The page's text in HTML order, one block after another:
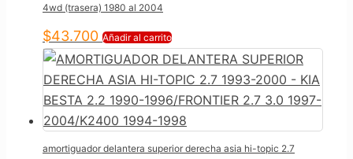
4wd (trasera) 1980 al 2004
$43.700 Añadir al carrito
amortiguador delantera superior derecha asia hi-topic 2.7